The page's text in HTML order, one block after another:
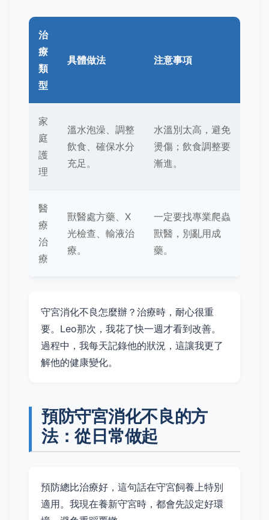
治
療
類
型
具體做法 注意事項
家
庭
護
理
溫水泡澡、調整
飲食、確保水分
充足。
水溫別太高，避免
燙傷；飲食調整要
漸進。
醫
療
治
療
獸醫處方藥、X
光檢查、輸液治
療。
一定要找專業爬蟲
獸醫，別亂用成
藥。
守宮消化不良怎麼辦？治療時，耐心很重
要。Leo那次，我花了快一週才看到改善。
過程中，我每天記錄他的狀況，這讓我更了
解他的健康變化。
預防守宮消化不良的方
法：從日常做起
預防總比治療好，這句話在守宮飼養上特別
適用。我現在養新守宮時，都會先設定好環